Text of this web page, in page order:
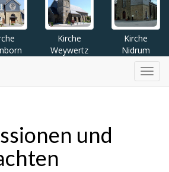
Kirche
Weywertz
Kirche
Nidrum
Menü
und